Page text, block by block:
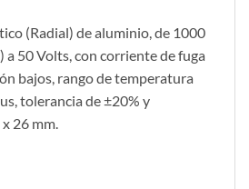
(Radial) de aluminio, de 1000
a 50 Volts, con corriente de fuga
bajos, rango de temperatura
tolerancia de ±20% y
26 mm.